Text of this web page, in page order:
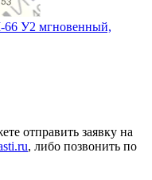
66 У2 мгновенный,
отправить заявку на
, либо позвонить по